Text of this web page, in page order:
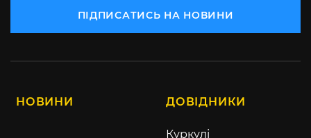
ПІДПИСАТИСЬ НА НОВИНИ
НОВИНИ ДОВІДНИКИ
Куркулі